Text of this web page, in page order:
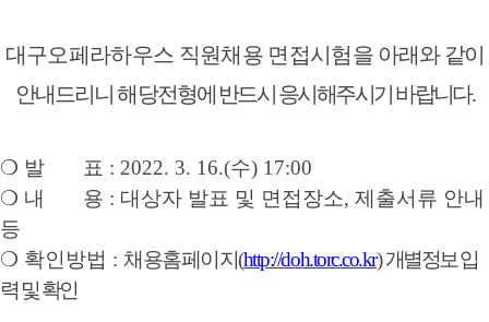
대구오페라하우스 직원채용 면접시험을 아래와 같이
안내드리니 해당전형에 반드시 응시해주시기 바랍니다.
❍ 발 표 : 2022. 3. 16.(수) 17:00
❍ 내 용 : 대상자 발표 및 면접장소, 제출서류 안내
등
❍ 확인방법 : 채용홈페이지(http://doh.torc.co.kr)개별정보 입
력 및 확인